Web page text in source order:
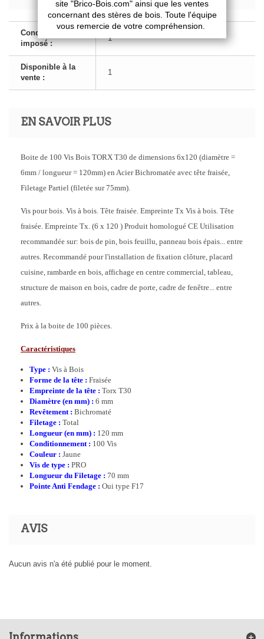
Conditionnement
imposé :
1
Disponible à la
vente :
1
EN SAVOIR PLUS
Boite de 100 Vis Bois TORX T30 de dimensions 6x120 (diamètre =
6mm / longueur = 120mm) en Acier Bichromatée avec tête fraisée,
Filetage Partiel (filetée sur 75mm).
Vis pour bois. Vis à bois. Tête fraisée. Empreinte Tx Vis à bois. Tête
fraisée. Empreinte Tx. (6 x 120 ) Produit homologué CE Utilisation
recommandée sur: bois de pin, bois feuillu, panneau bois épais... entre
autres. Recommandé pour l'installation de fixation clôture, placard
cuisine, rambarde en bois, affichage en centre commercial, tableau,
structure de maison en bois, cadre de porte, cadre de fenêtre... entre
autres.
Prix à la boite de 100 pièces.
Caractéristiques
Type : Vis à Bois
Forme de la tête : Fraisée
Empreinte de la tête : Torx T30
Diamètre (en mm) : 6 mm
Revêtement : Bichromaté
Filetage : Total
Longueur (en mm) : 120 mm
Conditionnement : 100 Vis
Couleur : Jaune
Vis de type : PRO
Longueur du Filetage : 70 mm
Pointe Anti Fendage : Oui type F17
AVIS
Aucun avis n'a été publié pour le moment.